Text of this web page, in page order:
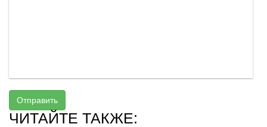
Отправить
ЧИТАЙТЕ ТАКЖЕ: